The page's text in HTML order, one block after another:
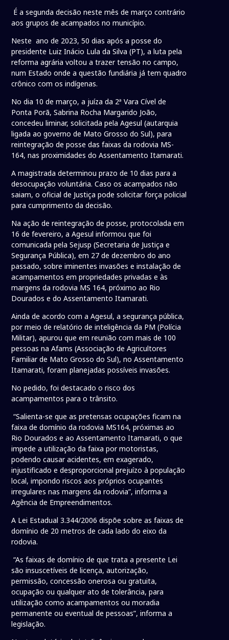
É a segunda decisão neste mês de março contrário
aos grupos de acampados no município.
Neste ano de 2023, 50 dias após a posse do
presidente Luiz Inácio Lula da Silva (PT), a luta pela
reforma agrária voltou a trazer tensão no campo,
num Estado onde a questão fundiária já tem quadro
crônico com os indígenas.
No dia 10 de março, a juíza da 2ª Vara Cível de
Ponta Porã, Sabrina Rocha Margarido João,
concedeu liminar, solicitada pela Agesul (autarquia
ligada ao governo de Mato Grosso do Sul), para
reintegração de posse das faixas da rodovia MS-
164, nas proximidades do Assentamento Itamarati.
A magistrada determinou prazo de 10 dias para a
desocupação voluntária. Caso os acampados não
saiam, o oficial de Justiça pode solicitar força policial
para cumprimento da decisão.
Na ação de reintegração de posse, protocolada em
16 de fevereiro, a Agesul informou que foi
comunicada pela Sejusp (Secretaria de Justiça e
Segurança Pública), em 27 de dezembro do ano
passado, sobre iminentes invasões e instalação de
acampamentos em propriedades privadas e às
margens da rodovia MS 164, próximo ao Rio
Dourados e do Assentamento Itamarati.
Ainda de acordo com a Agesul, a segurança pública,
por meio de relatório de inteligência da PM (Polícia
Militar), apurou que em reunião com mais de 100
pessoas na Afams (Associação de Agricultores
Familiar de Mato Grosso do Sul), no Assentamento
Itamarati, foram planejadas possíveis invasões.
No pedido, foi destacado o risco dos
acampamentos para o trânsito.
“Salienta-se que as pretensas ocupações ficam na
faixa de domínio da rodovia MS164, próximas ao
Rio Dourados e ao Assentamento Itamarati, o que
impede a utilização da faixa por motoristas,
podendo causar acidentes, em exagerado,
injustificado e desproporcional prejuízo à população
local, impondo riscos aos próprios ocupantes
irregulares nas margens da rodovia”, informa a
Agência de Empreendimentos.
A Lei Estadual 3.344/2006 dispõe sobre as faixas de
domínio de 20 metros de cada lado do eixo da
rodovia.
“As faixas de domínio de que trata a presente Lei
são insuscetíveis de licença, autorização,
permissão, concessão onerosa ou gratuita,
ocupação ou qualquer ato de tolerância, para
utilização como acampamentos ou moradia
permanente ou eventual de pessoas”, informa a
legislação.